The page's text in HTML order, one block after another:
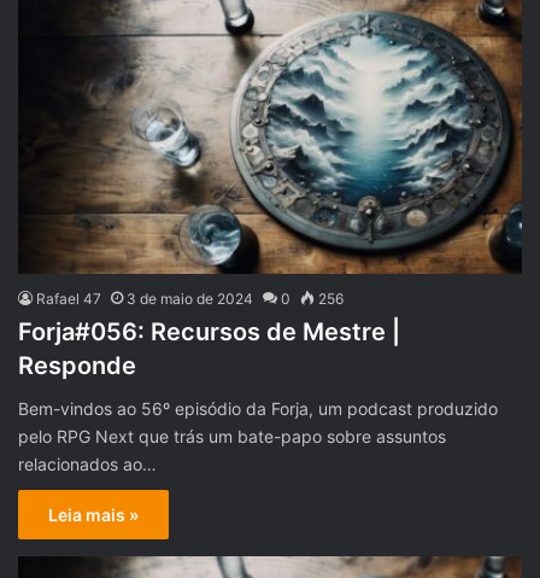
Rafael 47 3 de maio de 2024 0 256
Forja#056: Recursos de Mestre |
Responde
Bem-vindos ao 56º episódio da Forja, um podcast produzido
pelo RPG Next que trás um bate-papo sobre assuntos
relacionados ao…
Leia mais »